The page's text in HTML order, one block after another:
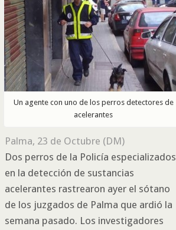
Un agente con uno de los perros detectores de
acelerantes
Palma, 23 de Octubre (DM)
Dos perros de la Policía especializados
en la detección de sustancias
acelerantes rastrearon ayer el sótano
de los juzgados de Palma que ardió la
semana pasado. Los investigadores